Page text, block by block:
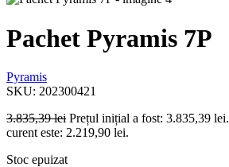
Pachet Pyramis 7P
Pyramis
SKU: 202300421
3.835,39lei Prețul inițial a fost: 3.835,39 lei.
curent este: 2.219,90 lei.
Stoc epuizat